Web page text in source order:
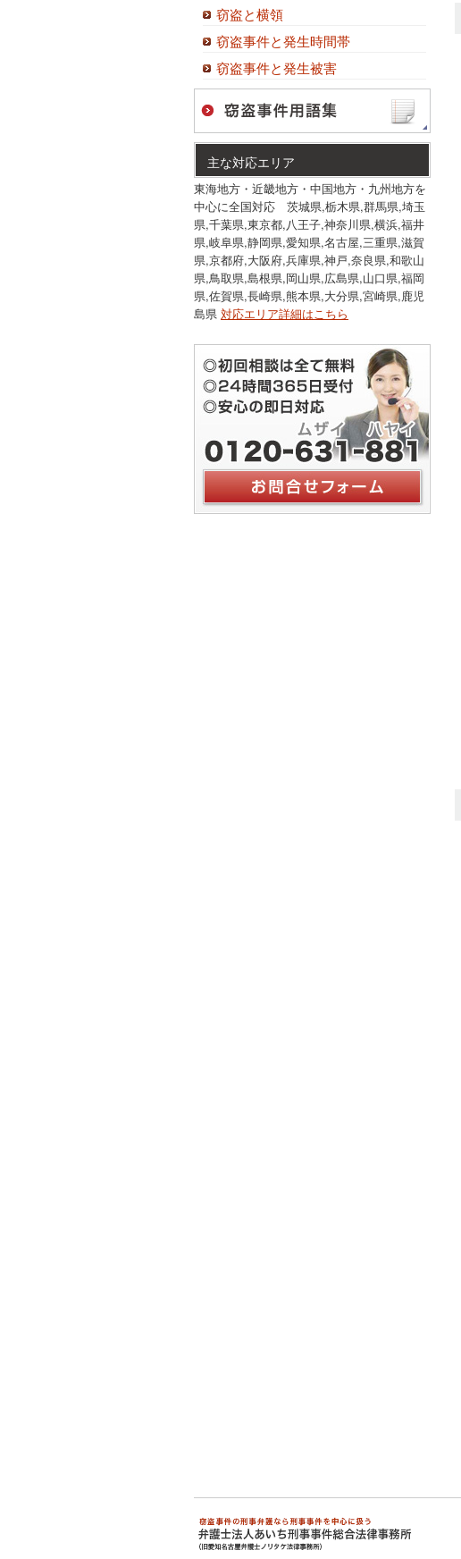
窃盗と横領
窃盗事件と発生時間帯
窃盗事件と発生被害
主な対応エリア
東海地方・近畿地方・中国地方・九州地方を
中心に全国対応 茨城県,栃木県,群馬県,埼玉
県,千葉県,東京都,八王子,神奈川県,横浜,福井
県,岐阜県,静岡県,愛知県,名古屋,三重県,滋賀
県,京都府,大阪府,兵庫県,神戸,奈良県,和歌山
県,鳥取県,島根県,岡山県,広島県,山口県,福岡
県,佐賀県,長崎県,熊本県,大分県,宮崎県,鹿児
島県 対応エリア詳細はこちら